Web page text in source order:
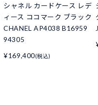
シャネル カードケース レデ
ィース ココマーク ブラック
CHANEL AP4038 B16959
94305
¥169,400(税込)